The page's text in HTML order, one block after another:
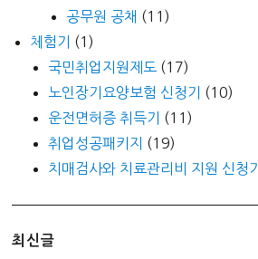
공무원 공채 (11)
체험기
(1)
국민취업지원제도 (17)
노인장기요양보험 신청기
(10)
운전면허증 취득기
(11)
취업성공패키지
(19)
치매검사와 치료관리비 지원 신청기
최신글